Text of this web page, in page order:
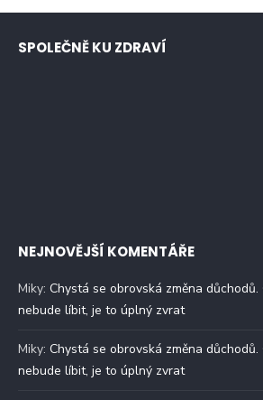
SPOLEČNĚ KU ZDRAVÍ
NEJNOVĚJŠÍ KOMENTÁŘE
Miky: Chystá se obrovská změna důchodů.
nebude líbit, je to úplný zvrat
Miky: Chystá se obrovská změna důchodů.
nebude líbit, je to úplný zvrat